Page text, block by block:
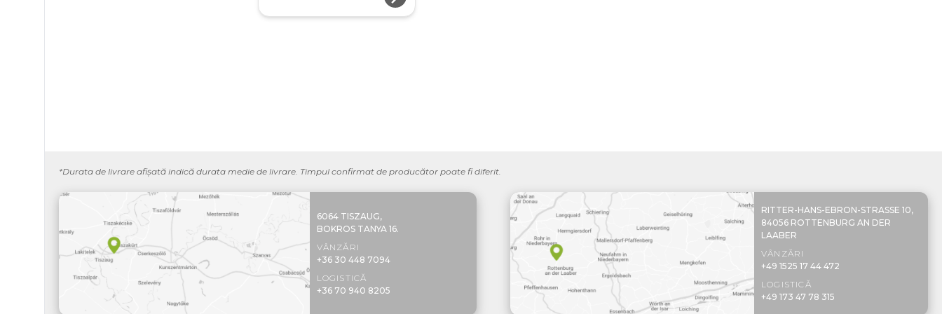
*Durata de livrare afișată indică durata medie de livrare. Timpul confirmat de producător poate fi diferit.
6064 TISZAUG,
BOKROS TANYA 16.
VÂNZĂRI
+36 30 448 7094
LOGISTICĂ
+36 70 940 8205
RITTER-HANS-EBRON-STRASSE 10,
84056 ROTTENBURG AN DER
LAABER
VÂNZĂRI
+49 1525 17 44 472
LOGISTICĂ
+49 173 47 78 315